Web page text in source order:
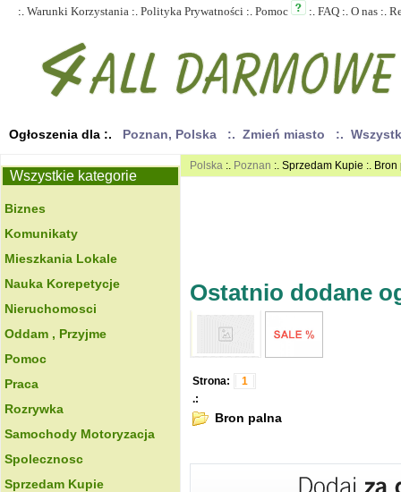
:. Warunki Korzystania :. Polityka Prywatności :. Pomoc :. FAQ :. O nas :.
Ogłoszenia dla :. Poznan, Polska :. Zmień miasto :.
Wszystkie kategorie
Biznes
Komunikaty
Mieszkania Lokale
Nauka Korepetycje
Nieruchomosci
Oddam , Przyjme
Pomoc
Praca
Rozrywka
Samochody Motoryzacja
Spolecznosc
Sprzedam Kupie
Polska :. Poznan :. Sprzedam Kupie :. Bron
Ostatnio dodane
Strona:
1
.:
Bron palna